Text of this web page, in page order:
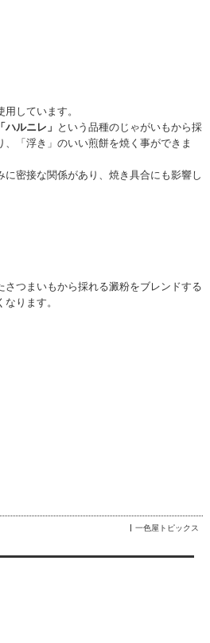
しています。
「ハルニレ」 という品種のじゃがいもから採
「浮き」のいい煎餅を焼く事ができま
に密接な関係があり、焼き具合にも影響し
さつまいもから採れる澱粉をブレンドする
ります。
一色屋トピックス